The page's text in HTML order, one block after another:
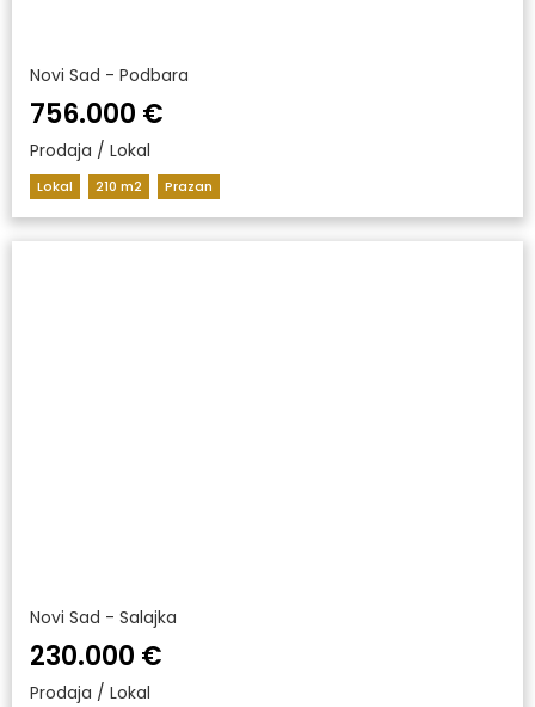
Novi Sad - Podbara
756.000 €
Prodaja / Lokal
Lokal 210 m2 Prazan
Novi Sad - Salajka
230.000 €
Prodaja / Lokal